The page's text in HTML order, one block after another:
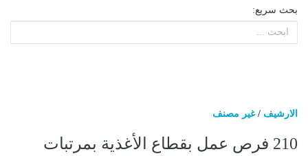
بحث سريع:
الارشيف /غير مصنف
210 فرص عمل بقطاع الأغذية بمرتبات